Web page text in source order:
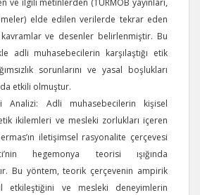
ve ilgili metinlerden (TÜRMOB yayınları,
elde edilen verilerde tekrar eden
ve desenler belirlenmiştir. Bu
adli muhasebecilerin karşılaştığı etik
sorunlarını ve yasal boşlukları
etkili olmuştur.
Analizi: Adli muhasebecilerin kişisel
ikilemleri ve mesleki zorlukları içeren
iletişimsel rasyonalite çerçevesi
hegemonya teorisi ışığında
Bu yöntem, teorik çerçevenin ampirik
etkileştiğini ve mesleki deneyimlerin